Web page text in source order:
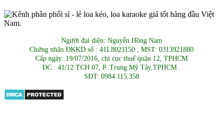
Người đại diện: Nguyễn Hồng Nam
Chứng nhận ĐKKD số : 41L8021150 , MST: 0313921880
Cấp ngày: 19/07/2016, chi cục thuế quận 12, TPHCM
ĐC : 41/12 TCH 07, P. Trung Mỹ Tây,TPHCM .
SĐT: 0984.115.358